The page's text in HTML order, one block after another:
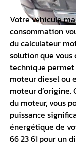
Votre véhicule
consommation
ducalculateur
solution que
technique permet
moteur diesel ou
moteur
du moteur, vous
puissance
énergétique de
66 23 61 pour un